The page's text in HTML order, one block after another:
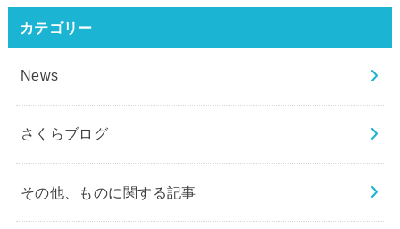
カテゴリー
News
さくらブログ
その他、ものに関する記事